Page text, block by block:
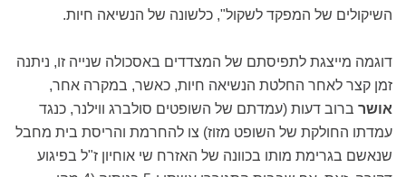
השיקולים של המפקד לשקול", כלשונה של הנשיאה חיות.
דוגמה מייצגת לתפיסתם של המצדדים באסכולה שנייה זו, ניתנה
זמן קצר לאחר החלטת הנשיאה חיות, כאשר, במקרה אחר,
אושר ברוב דעות (עמדתם של השופטים סולברג ווילנר, כנגד
עמדתו החולקת של השופט מזוז) צו להחרמת והריסת בית מחבל
שנאשם בגרימת מותו בכוונה של האזרח שי אוחיון ז"ל בפיגוע